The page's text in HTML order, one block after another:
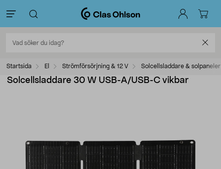
Startsida El Strömförsörjning & 12 V Solcellsladdare & solpaneler
Solcellsladdare 30 W USB-A/USB-C vikbar